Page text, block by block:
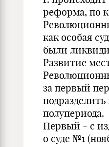
реформа, по
как особая
были
Развитие
за первый
подразделить
полупериода.
Первый - с
о суде №1